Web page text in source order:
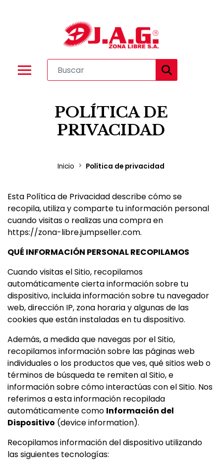
POLÍTICA DE
PRIVACIDAD
Inicio Política de privacidad
Esta Política de Privacidad describe cómo se
recopila, utiliza y comparte tu información personal
cuando visitas o realizas una compra en
https://zona-libre.jumpseller.com.
QUÉ INFORMACIÓN PERSONAL RECOPILAMOS
Cuando visitas el Sitio, recopilamos
automáticamente cierta información sobre tu
dispositivo, incluida información sobre tu navegador
web, dirección IP, zona horaria y algunas de las
cookies que están instaladas en tu dispositivo.
Además, a medida que navegas por el Sitio,
recopilamos información sobre las páginas web
individuales o los productos que ves, qué sitios web o
términos de búsqueda te remiten al Sitio, e
información sobre cómo interactúas con el Sitio. Nos
referimos a esta información recopilada
automáticamente como Información del
Dispositivo (device information).
Recopilamos información del dispositivo utilizando
las siguientes tecnologías: